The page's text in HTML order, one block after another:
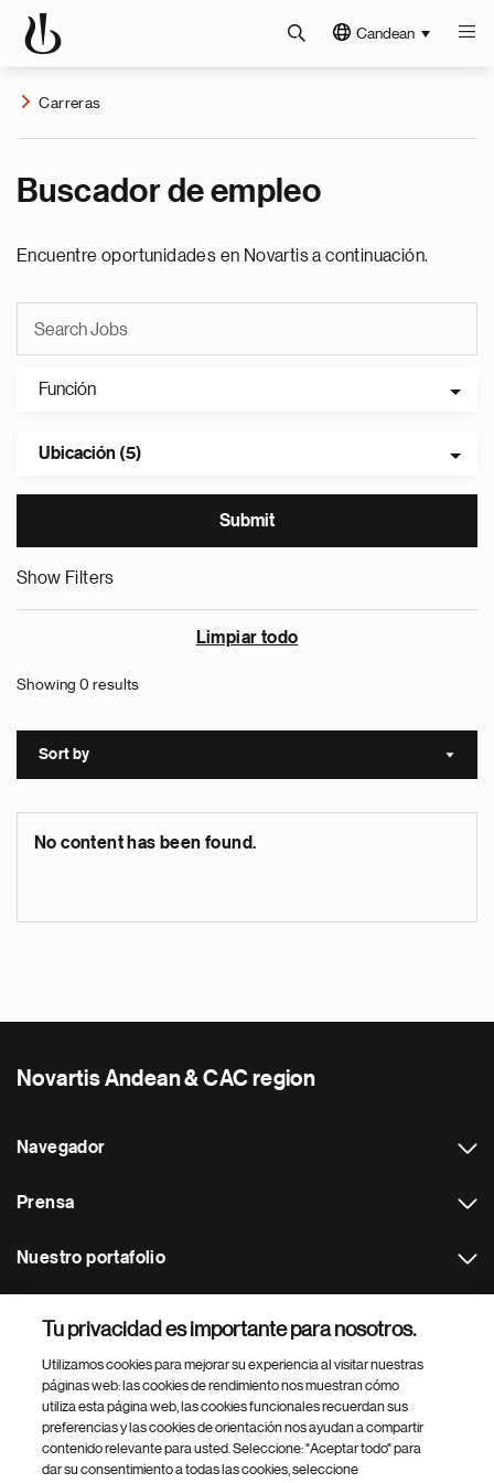
Candean
Carreras
Buscador de empleo
Encuentre oportunidades en Novartis a continuación.
Función
Ubicación (5)
Show Filters
Limpiar todo
Showing 0 results
Sort by Sort
No content has been found.
Novartis Andean & CAC region
Navegador
Prensa
Nuestro portafolio
Footer Site Search
Tu privacidad es importante para nosotros.
Utilizamos cookies para mejorar su experiencia al visitar nuestras
páginas web: las cookies de rendimiento nos muestran cómo
utiliza esta página web, las cookies funcionales recuerdan sus
preferencias y las cookies de orientación nos ayudan a compartir
contenido relevante para usted. Seleccione: "Aceptar todo" para
dar su consentimiento a todas las cookies, seleccione